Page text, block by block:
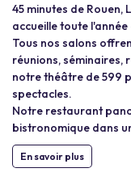
45 minutes de Rouen,
accueille toute
Tous nos salons
réunions, séminaires,
notre théâtre de 599
spectacles.
Notre restaurant
bistronomique dans
En savoir plus